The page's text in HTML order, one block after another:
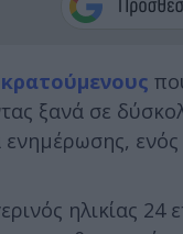
κρατούμενους
ξανά σε
ενός
ηλικίας